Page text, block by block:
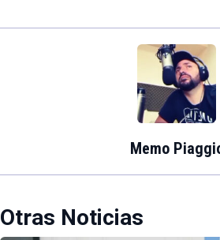
Memo
Otras Noticias